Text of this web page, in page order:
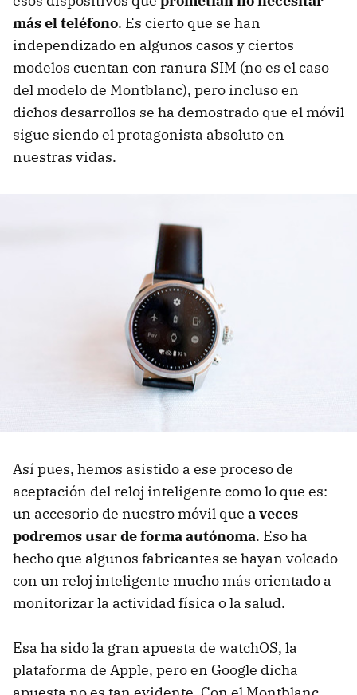
más el teléfono. Es cierto que se han
independizado en algunos casos y ciertos
modelos cuentan con ranura SIM (no es el caso
del modelo de Montblanc), pero incluso en
dichos desarrollos se ha demostrado que el móvil
sigue siendo el protagonista absoluto en
nuestras vidas.
Así pues, hemos asistido a ese proceso de
aceptación del reloj inteligente como lo que es:
un accesorio de nuestro móvil que a veces
podremos usar de forma autónoma. Eso ha
hecho que algunos fabricantes se hayan volcado
con un reloj inteligente mucho más orientado a
monitorizar la actividad física o la salud.
Esa ha sido la gran apuesta de watchOS, la
plataforma de Apple, pero en Google dicha